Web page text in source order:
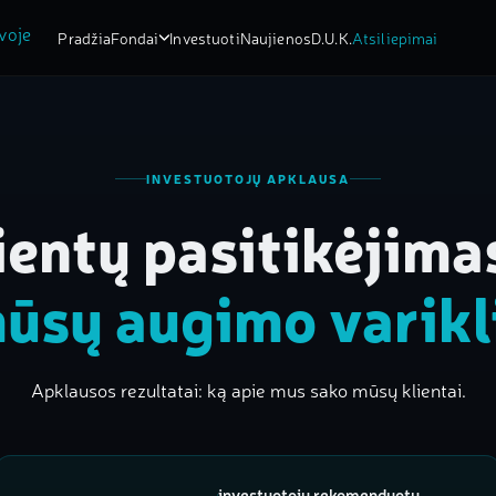
PradžiaFondai InvestuotiNaujienosD.U.K.Atsiliepimai
INVESTUOTOJŲ APKLAUSA
augimo
Apklausos rezultatai: ką apie mus sako mūsų klientai.